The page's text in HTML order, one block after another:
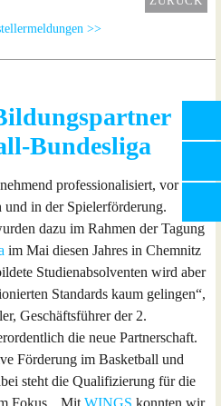
Bundesliga
professionalisiert, vor
in der Spielerförderung.
dazu im Rahmen der Tagung
im Mai diesen Jahres in Chemnitz
Studienabsolventen wird aber
Standards kaum gelingen“,
Geschäftsführer der 2.
die neue Partnerschaft.
Förderung im Basketball und
steht die Qualifizierung für die
Fokus. „Mit WINGS konnten wir